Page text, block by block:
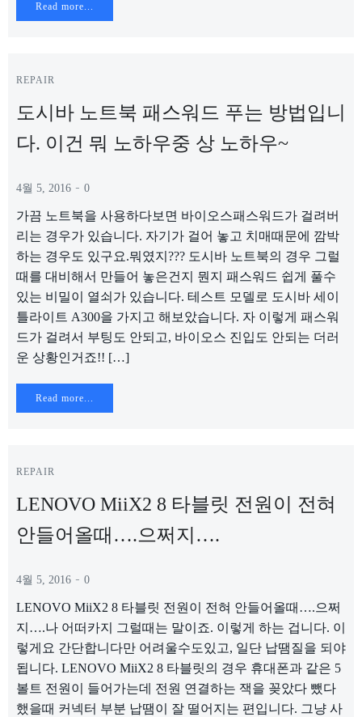
Read more...
REPAIR
도시바 노트북 패스워드 푸는 방법입니
다. 이건 뭐 노하우중 상 노하우~
4월 5, 2016 - 0
가끔 노트북을 사용하다보면 바이오스패스워드가 걸려버
리는 경우가 있습니다. 자기가 걸어 놓고 치매때문에 깜박
하는 경우도 있구요.뭐였지??? 도시바 노트북의 경우 그럴
때를 대비해서 만들어 놓은건지 뭔지 패스워드 쉽게 풀수
있는 비밀이 열쇠가 있습니다. 테스트 모델로 도시바 세이
틀라이트 A300을 가지고 해보았습니다. 자 이렇게 패스워
드가 걸려서 부팅도 안되고, 바이오스 진입도 안되는 더러
운 상황인거죠!! […]
Read more...
REPAIR
LENOVO MiiX2 8 타블릿 전원이 전혀
안들어올때….으쩌지….
4월 5, 2016 - 0
LENOVO MiiX2 8 타블릿 전원이 전혀 안들어올때….으쩌
지….나 어떠카지 그럴때는 말이죠. 이렇게 하는 겁니다. 이
렇게요 간단합니다만 어려울수도있고, 일단 납땜질을 되야
됩니다. LENOVO MiiX2 8 타블릿의 경우 휴대폰과 같은 5
볼트 전원이 들어가는데 전원 연결하는 잭을 꽂았다 뺐다
했을때 커넥터 부분 납땜이 잘 떨어지는 편입니다. 그냥 사